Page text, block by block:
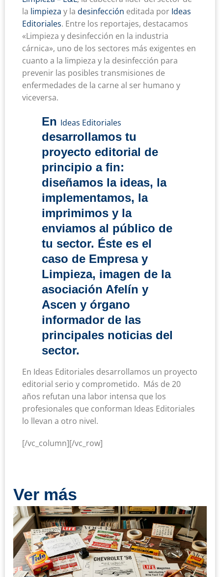
la limpieza y la desinfección editada por Ideas
Editoriales. Entre los reportajes, destacamos
«Limpieza y desinfección en la industria
cárnica», uno de los sectores más exigentes en
cuanto a la limpieza y la desinfección para
prevenir las posibles transmisiones de
enfermedades de la carne al ser humano y
viceversa.
En Ideas Editoriales
desarrollamos tu
proyecto editorial de
principio a fin:
diseñamos la ideas, la
implementamos, la
imprimimos y la
enviamos al público de
tu sector. Éste es el
caso de Empresa y
Limpieza, imagen de la
asociación Afelín y
Ascen y órgano
informador de las
principales noticias del
sector.
En Ideas Editoriales desarrollamos un proyecto
editorial serio y comprometido. Más de 20
años refutan una labor intensa que los
profesionales que conforman Ideas Editoriales
lo llevan a otro nivel.
[/vc_column][/vc_row]
Ver más